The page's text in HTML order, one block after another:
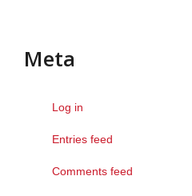
Meta
Log in
Entries feed
Comments feed